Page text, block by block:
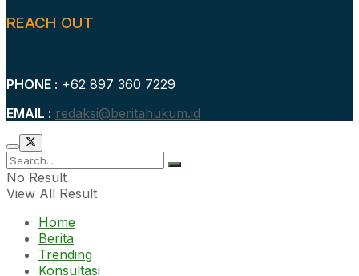
REACH OUT
PHONE : +62 897 360 7229
EMAIL : redaksi@beritahukum.id
No Result
View All Result
Home
Berita
Trending
Konsultasi